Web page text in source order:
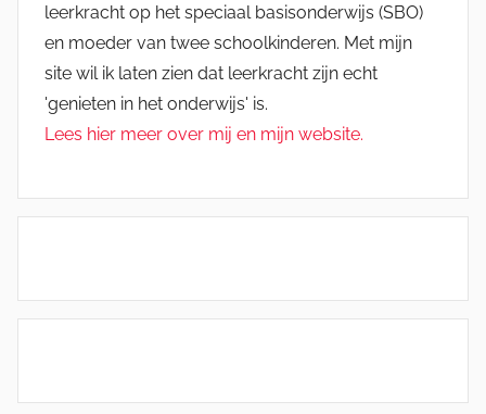
leerkracht op het speciaal basisonderwijs (SBO)
en moeder van twee schoolkinderen. Met mijn
site wil ik laten zien dat leerkracht zijn echt
'genieten in het onderwijs' is.
Lees hier meer over mij en mijn website.